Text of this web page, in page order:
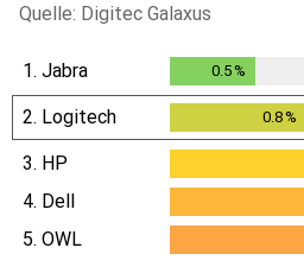
Quelle: Digitec Galaxus
1. Jabra 0.5%
2. Logitech 0.8%
3. HP
4. Dell
5. OWL